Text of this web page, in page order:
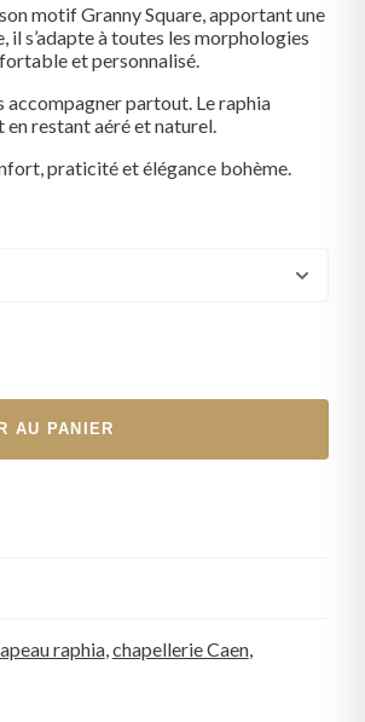
motif Granny Square, apportant une
s’adapte à toutes les morphologies
et personnalisé.
accompagner partout. Le raphia
restant aéré et naturel.
praticité et élégance bohème.
AU PANIER
raphia, chapellerie Caen,